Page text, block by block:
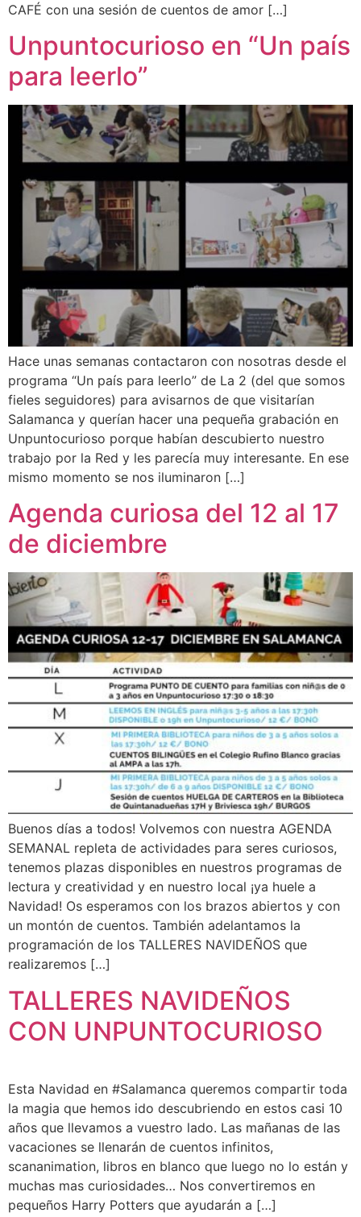
CAFÉ con una sesión de cuentos de amor […]
Unpuntocurioso en “Un país
para leerlo”
Hace unas semanas contactaron con nosotras desde el
programa “Un país para leerlo” de La 2 (del que somos
fieles seguidores) para avisarnos de que visitarían
Salamanca y querían hacer una pequeña grabación en
Unpuntocurioso porque habían descubierto nuestro
trabajo por la Red y les parecía muy interesante. En ese
mismo momento se nos iluminaron […]
Agenda curiosa del 12 al 17
de diciembre
Buenos días a todos! Volvemos con nuestra AGENDA
SEMANAL repleta de actividades para seres curiosos,
tenemos plazas disponibles en nuestros programas de
lectura y creatividad y en nuestro local ¡ya huele a
Navidad! Os esperamos con los brazos abiertos y con
un montón de cuentos. También adelantamos la
programación de los TALLERES NAVIDEÑOS que
realizaremos […]
TALLERES NAVIDEÑOS
CON UNPUNTOCURIOSO
Esta Navidad en #Salamanca queremos compartir toda
la magia que hemos ido descubriendo en estos casi 10
años que llevamos a vuestro lado. Las mañanas de las
vacaciones se llenarán de cuentos infinitos,
scananimation, libros en blanco que luego no lo están y
muchas mas curiosidades… Nos convertiremos en
pequeños Harry Potters que ayudarán a […]